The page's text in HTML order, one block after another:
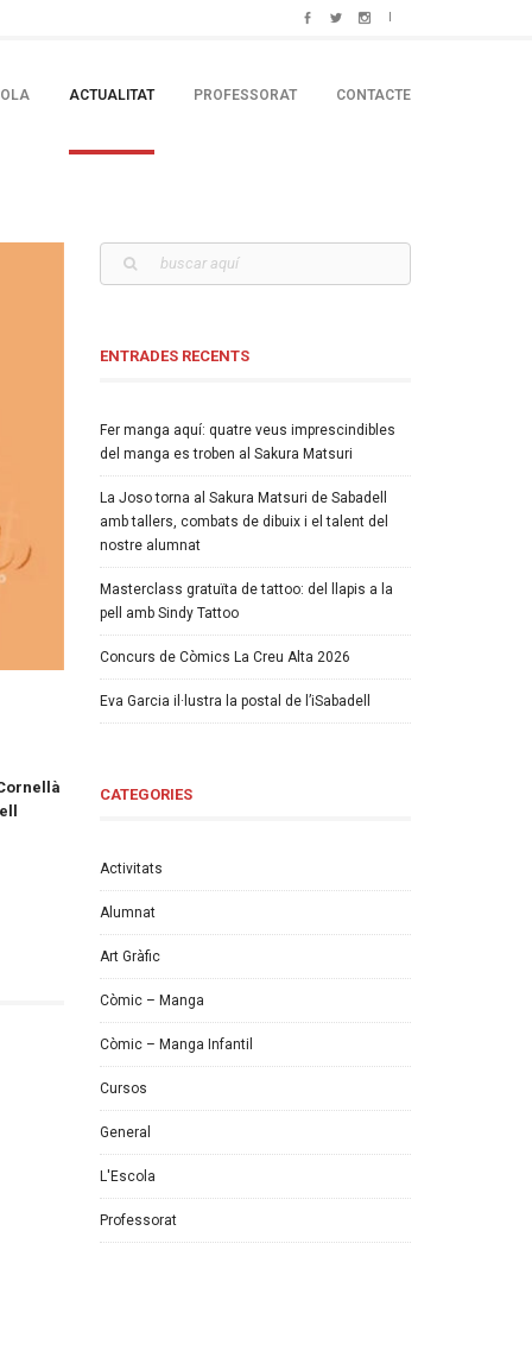
ACTUALITAT PROFESSORAT CONTACTE
ENTRADES RECENTS
Fer manga aquí: quatre veus imprescindibles
del manga es troben al Sakura Matsuri
La Joso torna al Sakura Matsuri de Sabadell
amb tallers, combats de dibuix i el talent del
nostre alumnat
Masterclass gratuïta de tattoo: del llapis a la
pell amb Sindy Tattoo
Concurs de Còmics La Creu Alta 2026
Eva Garcia il·lustra la postal de l’iSabadell
CATEGORIES
Activitats
Alumnat
Art Gràfic
Còmic – Manga
Còmic – Manga Infantil
Cursos
General
L'Escola
Professorat